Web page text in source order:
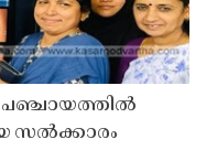
പഞ്ചായത്തിൽ
സൽക്കാരം